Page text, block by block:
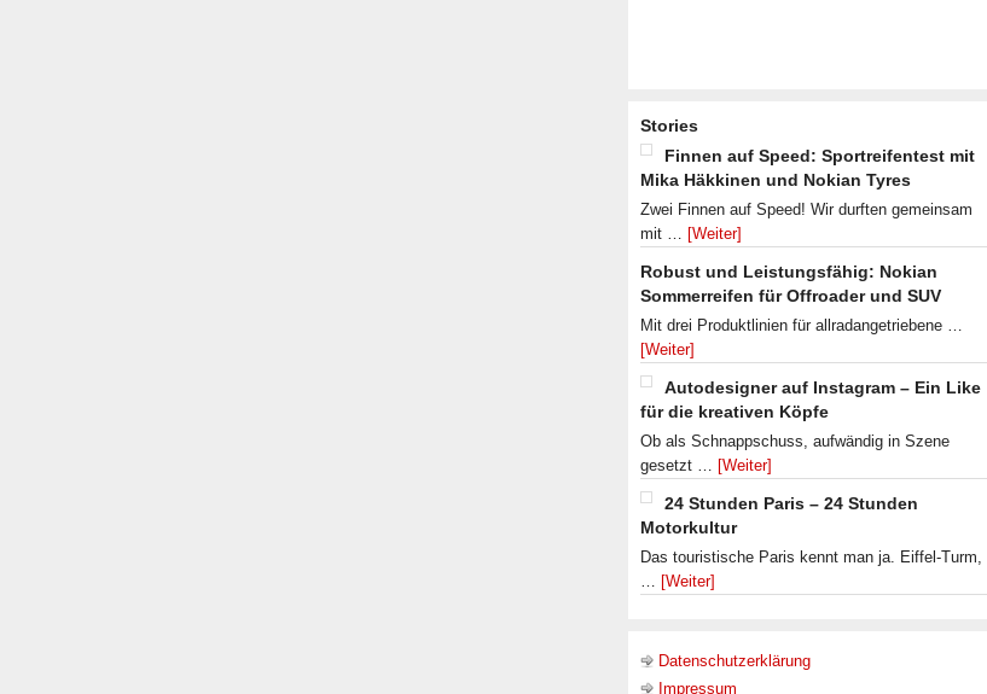
Stories
Finnen auf Speed: Sportreifentest mit
Mika Häkkinen und Nokian Tyres
Zwei Finnen auf Speed! Wir durften gemeinsam
mit … [Weiter]
Robust und Leistungsfähig: Nokian
Sommerreifen für Offroader und SUV
Mit drei Produktlinien für allradangetriebene …
[Weiter]
Autodesigner auf Instagram – Ein Like
für die kreativen Köpfe
Ob als Schnappschuss, aufwändig in Szene
gesetzt … [Weiter]
24 Stunden Paris – 24 Stunden
Motorkultur
Das touristische Paris kennt man ja. Eiffel-Turm,
… [Weiter]
Datenschutzerklärung
Impressum